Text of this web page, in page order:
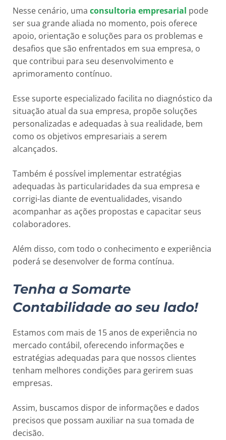
Nesse cenário, uma consultoria empresarial pode
ser sua grande aliada no momento, pois oferece
apoio, orientação e soluções para os problemas e
desafios que são enfrentados em sua empresa, o
que contribui para seu desenvolvimento e
aprimoramento contínuo.
Esse suporte especializado facilita no diagnóstico da
situação atual da sua empresa, propõe soluções
personalizadas e adequadas à sua realidade, bem
como os objetivos empresariais a serem
alcançados.
Também é possível implementar estratégias
adequadas às particularidades da sua empresa e
corrigi-las diante de eventualidades, visando
acompanhar as ações propostas e capacitar seus
colaboradores.
Além disso, com todo o conhecimento e experiência
poderá se desenvolver de forma contínua.
Tenha a Somarte
Contabilidade ao seu lado!
Estamos com mais de 15 anos de experiência no
mercado contábil, oferecendo informações e
estratégias adequadas para que nossos clientes
tenham melhores condições para gerirem suas
empresas.
Assim, buscamos dispor de informações e dados
precisos que possam auxiliar na sua tomada de
decisão.